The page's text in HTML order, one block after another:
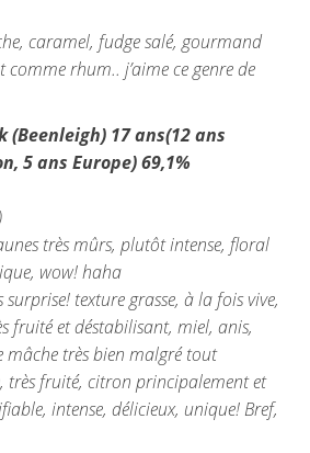
caramel, fudge salé, gourmand
comme rhum.. j’aime ce genre de
(Beenleigh) 17 ans(12 ans
5 ans Europe) 69,1%
très mûrs, plutôt intense, floral
wow! haha
texture grasse, à la fois vive,
fruité et déstabilisant, miel, anis,
mâche très bien malgré tout
très fruité, citron principalement et
intense, délicieux, unique! Bref,